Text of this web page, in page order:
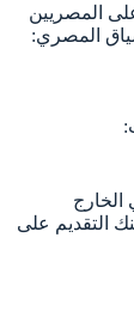
من مصر 2027، يجب على المصريين
المصري:
التقديم على